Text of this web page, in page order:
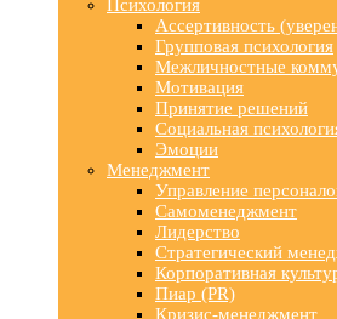
Психология
Ассертивность
Групповая психология
Межличностные
Мотивация
Принятие решений
Социальная
Эмоции
Менеджмент
Управление
Самоменеджмент
Лидерство
Стратегический
Корпоративная
Пиар (PR)
Кризис-менеджмент